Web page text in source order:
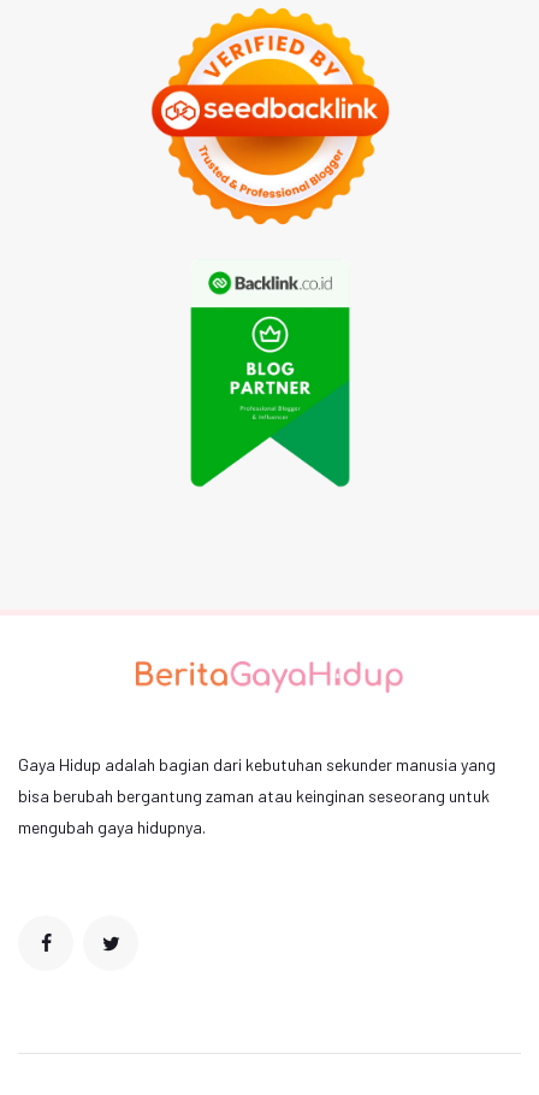
Gaya Hidup adalah bagian dari kebutuhan sekunder manusia yang
bisa berubah bergantung zaman atau keinginan seseorang untuk
mengubah gaya hidupnya.